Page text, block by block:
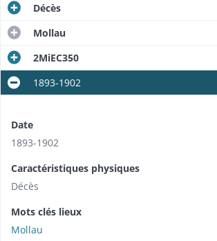
Décès
Mollau
2MiEC350
1893-1902
Date
1893-1902
Caractéristiques physiques
Décès
Mots clés lieux
Mollau